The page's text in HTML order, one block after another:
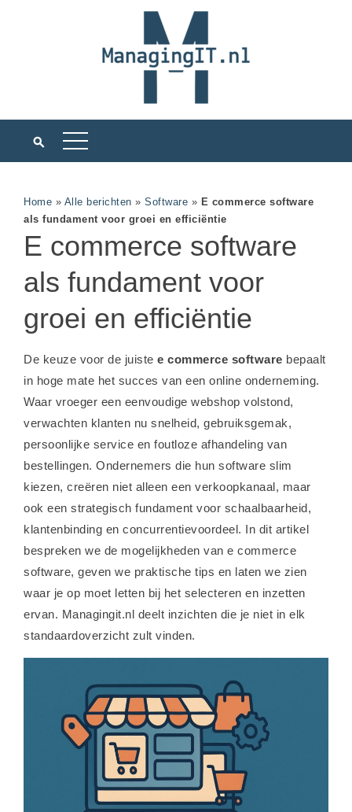
Home » Alle berichten » Software » E commerce software
als fundament voor groei en efficiëntie
E commerce software
als fundament voor
groei en efficiëntie
De keuze voor de juiste e commerce software bepaalt
in hoge mate het succes van een online onderneming.
Waar vroeger een eenvoudige webshop volstond,
verwachten klanten nu snelheid, gebruiksgemak,
persoonlijke service en foutloze afhandeling van
bestellingen. Ondernemers die hun software slim
kiezen, creëren niet alleen een verkoopkanaal, maar
ook een strategisch fundament voor schaalbaarheid,
klantenbinding en concurrentievoordeel. In dit artikel
bespreken we de mogelijkheden van e commerce
software, geven we praktische tips en laten we zien
waar je op moet letten bij het selecteren en inzetten
ervan. Managingit.nl deelt inzichten die je niet in elk
standaardoverzicht zult vinden.